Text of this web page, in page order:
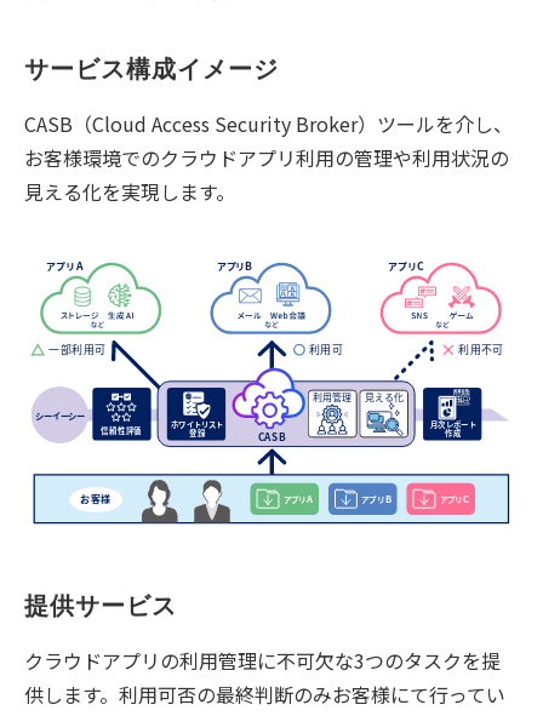
サービス構成イメージ
CASB（Cloud Access Security Broker）ツールを介し、
お客様環境でのクラウドアプリ利用の管理や利用状況の
見える化を実現します。
提供サービス
クラウドアプリの利用管理に不可欠な3つのタスクを提
供します。利用可否の最終判断のみお客様にて行ってい